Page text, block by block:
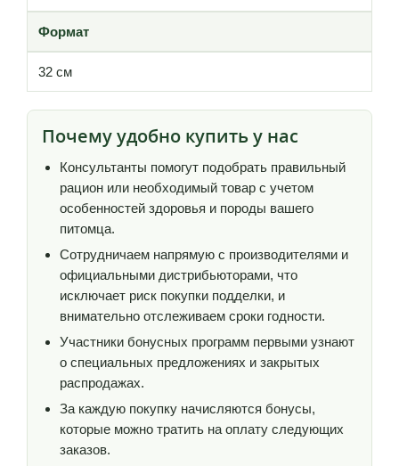
Формат
32 см
Почему удобно купить у нас
Консультанты помогут подобрать правильный
рацион или необходимый товар с учетом
особенностей здоровья и породы вашего
питомца.
Сотрудничаем напрямую с производителями и
официальными дистрибьюторами, что
исключает риск покупки подделки, и
внимательно отслеживаем сроки годности.
Участники бонусных программ первыми узнают
о специальных предложениях и закрытых
распродажах.
За каждую покупку начисляются бонусы,
которые можно тратить на оплату следующих
заказов.